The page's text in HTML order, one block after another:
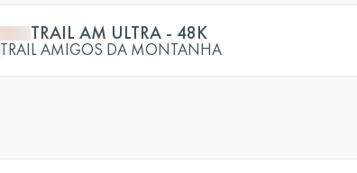
TRAIL AM ULTRA - 48K
TRAIL AMIGOS DA MONTANHA